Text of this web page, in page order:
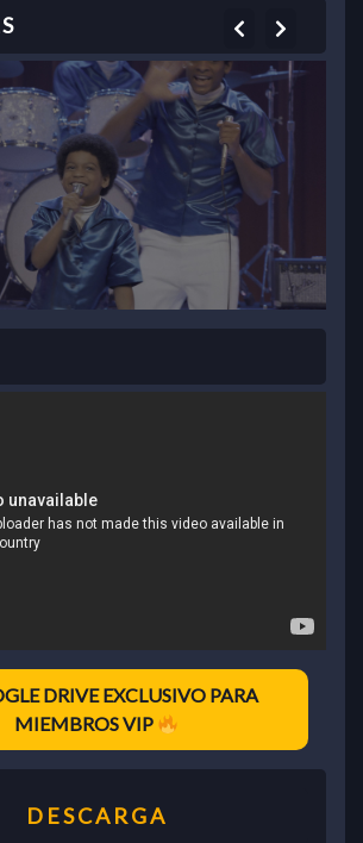
Previous
DRIVE EXCLUSIVO PARA
MIEMBROS VIP